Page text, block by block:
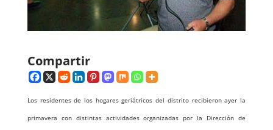
Compartir
Los residentes de los hogares geriátricos del distrito recibieron ayer la
primavera con distintas actividades organizadas por la Dirección de